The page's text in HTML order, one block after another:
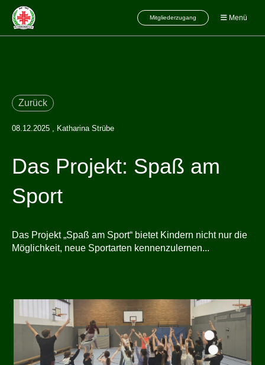
Mitgliederzugang Menü
Zurück
08.12.2025 , Katharina Strübe
Das Projekt: Spaß am
Sport
Das Projekt „Spaß am Sport“ bietet Kindern nicht nur die
Möglichkeit, neue Sportarten kennenzulernen...